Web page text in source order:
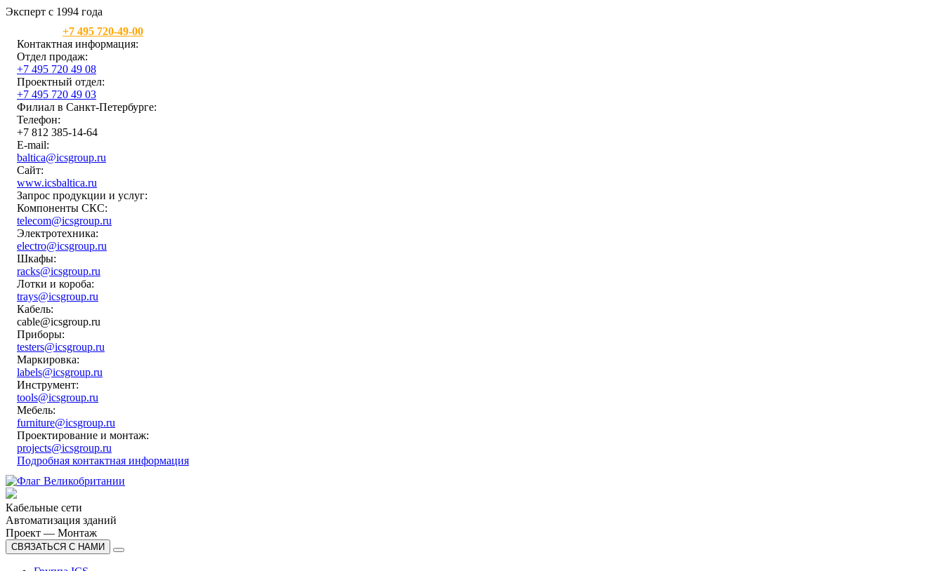
Эксперт с 1994 года
+7 495 720-49-00
Контактная информация:
Отдел продаж:
+7 495 720 49 08
Проектный отдел:
+7 495 720 49 03
Филиал в Санкт-Петербурге:
Телефон:
+7 812 385-14-64
E-mail:
baltica@icsgroup.ru
Сайт:
www.icsbaltica.ru
Запрос продукции и услуг:
Компоненты СКС:
telecom@icsgroup.ru
Электротехника:
electro@icsgroup.ru
Шкафы:
racks@icsgroup.ru
Лотки и короба:
trays@icsgroup.ru
Кабель:
cable@icsgroup.ru
Приборы:
testers@icsgroup.ru
Маркировка:
labels@icsgroup.ru
Инструмент:
tools@icsgroup.ru
Мебель:
furniture@icsgroup.ru
Проектирование и монтаж:
projects@icsgroup.ru
Подробная контактная информация
Кабельные сети
Автоматизация зданий
Проект — Монтаж
СВЯЗАТЬСЯ С НАМИ